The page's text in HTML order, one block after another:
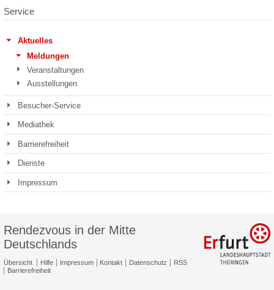
Service
Aktuelles
Meldungen
Veranstaltungen
Ausstellungen
Besucher-Service
Mediathek
Barrierefreiheit
Dienste
Impressum
Rendezvous in der Mitte
Deutschlands
Übersicht Hilfe Impressum Kontakt Datenschutz
RSS
Barrierefreiheit